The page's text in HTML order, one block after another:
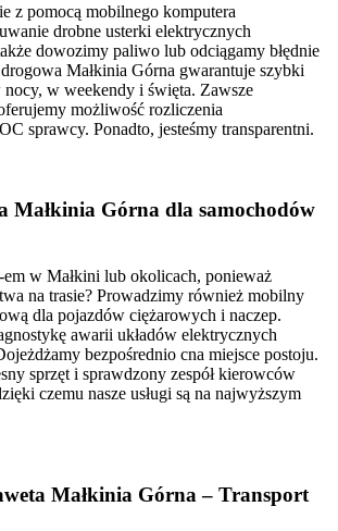
z pomocą mobilnego komputera
drobne usterki elektrycznych
dowozimy paliwo lub odciągamy błędnie
Małkinia Górna gwarantuje szybki
nocy, w weekendy i święta. Zawsze
możliwość rozliczenia
sprawcy. Ponadto, jesteśmy transparentni.
Małkinia Górna dla samochodów
em w Małkini lub okolicach, ponieważ
na trasie? Prowadzimy również mobilny
dla pojazdów ciężarowych i naczep.
awarii układów elektrycznych
bezpośrednio cna miejsce postoju.
sprzęt i sprawdzony zespół kierowców
czemu nasze usługi są na najwyższym
Małkinia Górna – Transport